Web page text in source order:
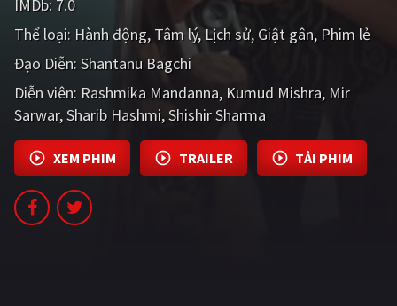
Ấn Độ Việt Nam
Tổng hợp
CẬP NHẬT
PHIM MỚI
PHIM BỘ
PHIM LẺ
IMDb: 7.0
Thể loại: Hành động Tâm lý Lịch sử Giật gân Phim lẻ
Đạo Diễn: Shantanu Bagchi
Diễn viên: Rashmika Mandanna Kumud Mishra Mir
Sarwar Sharib Hashmi Shishir Sharma
XEM PHIM TRAILER TẢI PHIM